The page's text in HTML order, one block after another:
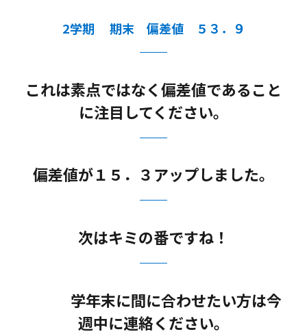
2学期 期末 偏差値 ５３．９
これは素点ではなく偏差値であること
に注目してください。
偏差値が１５．３アップしました。
次はキミの番ですね！
学年末に間に合わせたい方は今
週中に連絡ください。